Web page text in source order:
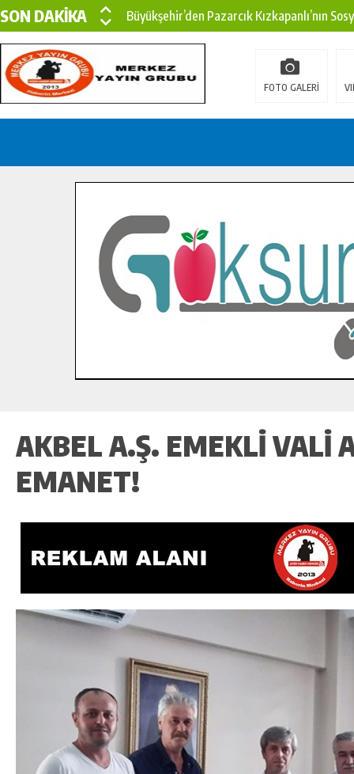
SON DAKİKA
Büyükşehir’den Pazarcık Kızkapanlı’nın
Büyükşehir’den Pazarcık Kırsalına Modern
Çin’den KSÜ’ye Uluslararası Başarı:
İlçe Jandarma Komutanı Karakaya’dan
Bertiz’in Yeni Köprüsünde Sona Doğru.
FOTO GALERİ
AKBEL A.Ş. EMEKLI VALI
EMANET!